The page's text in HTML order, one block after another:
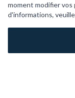
moment modifier
d'informations,